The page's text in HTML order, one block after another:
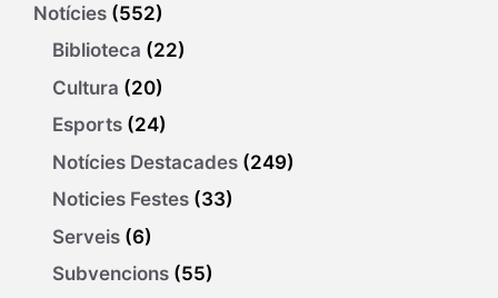
Notícies (552)
Biblioteca (22)
Cultura (20)
Esports (24)
Notícies Destacades (249)
Noticies Festes (33)
Serveis (6)
Subvencions (55)